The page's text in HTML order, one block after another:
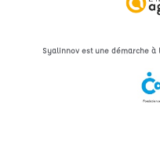
Syalinnov est une démarche